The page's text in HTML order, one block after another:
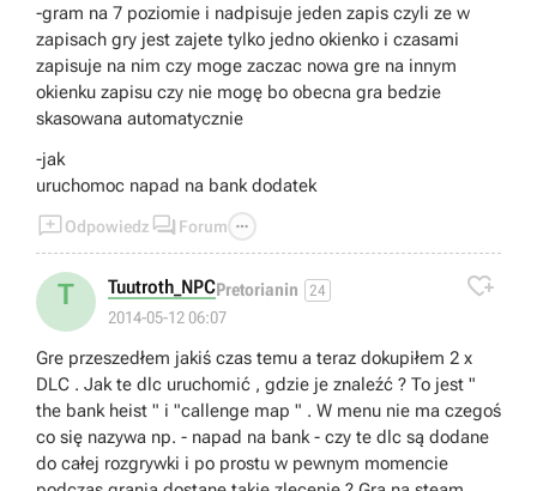
-gram na 7 poziomie i nadpisuje jeden zapis czyli ze w
zapisach gry jest zajete tylko jedno okienko i czasami
zapisuje na nim czy moge zaczac nowa gre na innym
okienku zapisu czy nie mogę bo obecna gra bedzie
skasowana automatycznie
-jak
uruchomoc napad na bank dodatek
Odpowiedz  Forum 
T Tuutroth_NPCPretorianin 24
2014-05-12 06:07

Gre przeszedłem jakiś czas temu a teraz dokupiłem 2 x
DLC . Jak te dlc uruchomić , gdzie je znaleźć ? To jest "
the bank heist " i "callenge map " . W menu nie ma czegoś
co się nazywa np. - napad na bank - czy te dlc są dodane
do całej rozgrywki i po prostu w pewnym momencie